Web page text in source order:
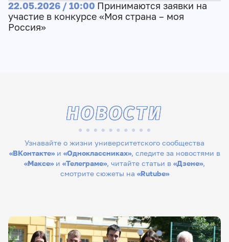
22.05.2026 / 10:00 Принимаются заявки на
участие в конкурсе «Моя страна – моя
Россия»
Узнавайте о жизни университетского сообщества
«ВКонтакте»и «Одноклассниках», следите за новостями в
«Максе» и «Телеграме», читайте статьи в «Дзене»,
смотрите сюжеты на «Rutube»
НОВОСТИ